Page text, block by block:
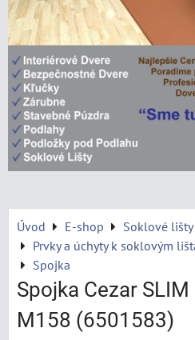
Úvod E-shop
Soklové lišty
Prvky a úchyty k soklovým
Spojka
Spojka Cezar
M158 (6501583)